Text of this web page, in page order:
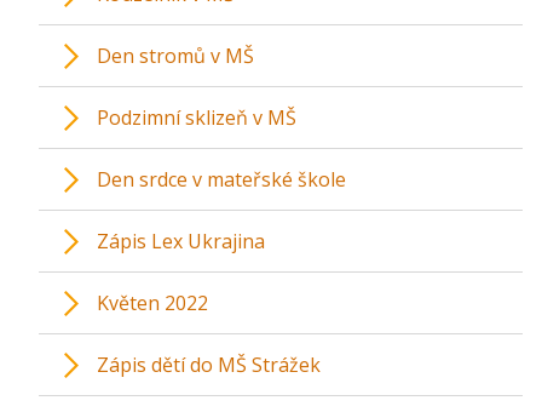
Den stromů v MŠ
Podzimní sklizeň v MŠ
Den srdce v mateřské škole
Zápis Lex Ukrajina
Květen 2022
Zápis dětí do MŠ Strážek